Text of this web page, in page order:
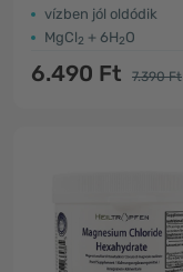
vízben jól oldódik
MgCl2 + 6H2O
6.490 Ft 7.390 Ft